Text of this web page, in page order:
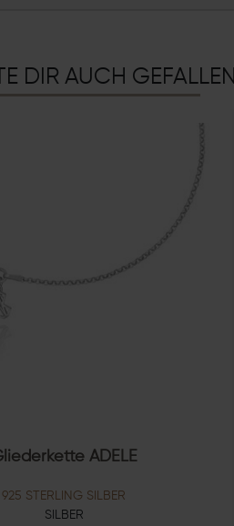
DIR AUCH GEFALLEN
ADELE
925 STERLING SILBER
SILBER